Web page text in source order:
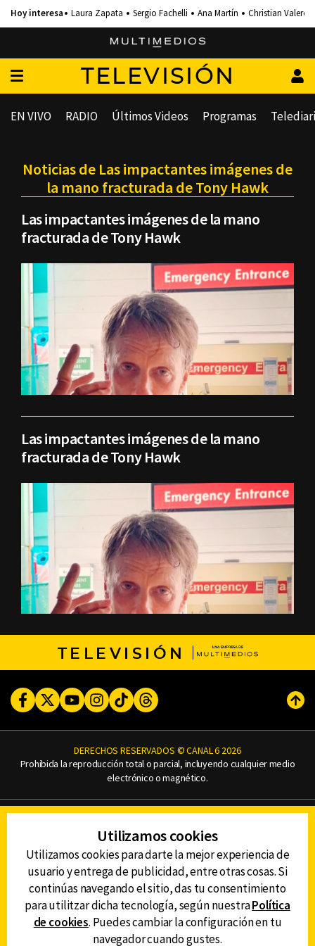
Laura Zapata Sergio Fachelli Ana Martín Christian Valero
TELEVISIÓN
EN VIVO RADIO Últimos Videos Programas
Noticias de Las impactantes imágenes de
la mano fracturada de Tony Hawk
Las impactantes imágenes de la mano
fracturada de Tony Hawk
Las impactantes imágenes de la mano
fracturada de Tony Hawk
TELEVISIÓN
FacebookTwitterYoutubeInstagram
TikTokThreads
DERECHOS RESERVADOS © CANAL 6 2026
Prohibida la reproducción total o parcial, incluyendo cualquier medio
electrónico o magnético.
AVISO DE PRIVACIDAD
DEFENSORÍA DE LAS AUDIENCIAS
DESCARGA LA APP DE CANAL 6
Utilizamos cookies
Utilizamos cookies para darte la mejor experiencia de
usuario y entrega de publicidad, entre otras cosas. Si
continúas navegando el sitio, das tu consentimiento
para utilitzar dicha tecnología, según nuestraPolítica
de cookies. Puedes cambiar la configuración en tu
navegador cuando gustes.